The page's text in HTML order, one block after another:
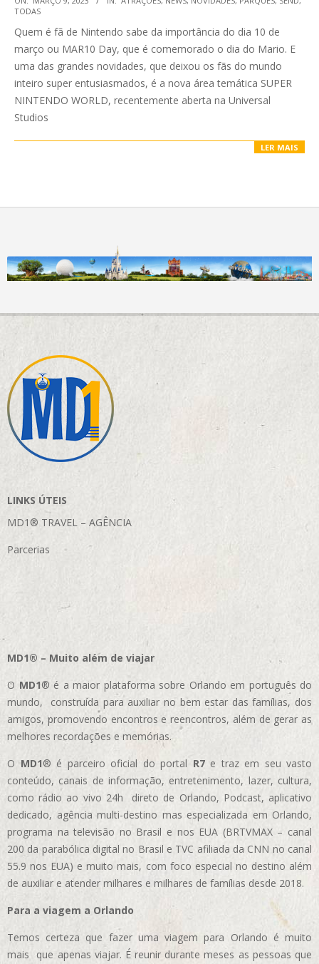
03-
09
TODAS
Quem é fã de Nintendo sabe da importância do dia 10 de
março ou MAR10 Day, que é comemorado o dia do Mario. E
uma das grandes novidades, que deixou os fãs do mundo
inteiro super entusiasmados, é a nova área temática SUPER
NINTENDO WORLD, recentemente aberta na Universal
Studios
LER MAIS
LINKS ÚTEIS
MD1® TRAVEL – AGÊNCIA
Parcerias
MD1® – Muito além de viajar
O MD1® é a maior plataforma sobre Orlando em português do
mundo, construída para auxiliar no bem estar das famílias, dos
amigos, promovendo encontros e reencontros, além de gerar as
melhores recordações e memórias.
OMD1® é parceiro oficial do portal R7e traz em seu vasto
conteúdo, canais de informação, entretenimento, lazer, cultura,
como rádio ao vivo 24h direto de Orlando, Podcast, aplicativo
dedicado, agência multi-destino mas especializada em Orlando,
programa na televisão no Brasil e nos EUA (BRTVMAX – canal
200 da parabólica digital no Brasil e TVC afiliada da CNN no canal
55.9 nos EUA) e muito mais, com foco especial no destino além
de auxiliar e atender milhares e milhares de famílias desde 2018.
Para a viagem a Orlando
Temos certeza que fazer uma viagem para Orlando é muito
mais que apenas viajar. É reunir durante meses as pessoas que